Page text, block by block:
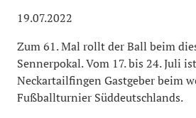
19.07.2022
Zum 61. Mal rollt der Ball beim
Sennerpokal. Vom 17. bis 24. Juli
Neckartailfingen Gastgeber beim
Fußballturnier Süddeutschlands.